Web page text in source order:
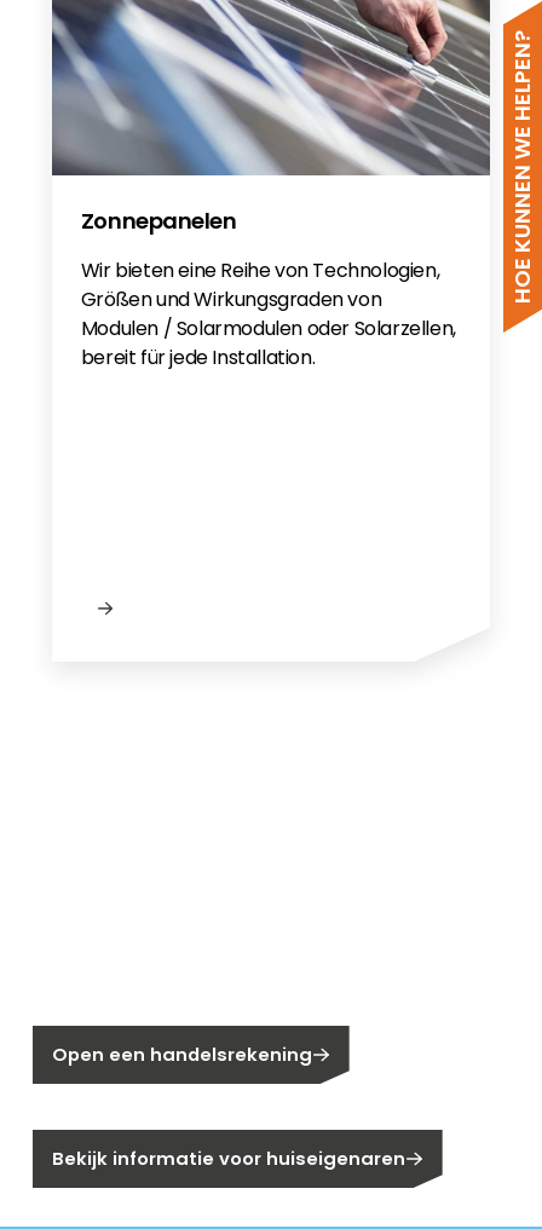
HOE KUNNEN WE HELPEN?
Controller - DE
VDE-AR-E-2510 Battery
LUNA2000-(107-215) Series Smart
String ESS User Manual
LUNA2000-(107-215) Series Smart
Zonnepanelen
Wir bieten eine Reihe von Technologien,
Größen und Wirkungsgraden von
Modulen / Solarmodulen oder Solarzellen,
bereit für jede Installation.
Open een handelsrekening
Bekijk informatie voor huiseigenaren